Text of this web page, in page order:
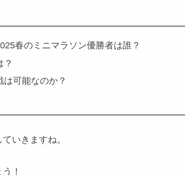
春のミニマラソン優勝者は誰？
？
可能なのか？
いきますね。
！